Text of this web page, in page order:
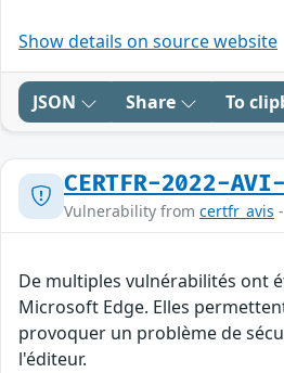
Show details on source website
JSON Share To
CERTFR-2022-
Vulnerability from certfr_avis
De multiples vulnérabilités ont
Microsoft Edge. Elles
provoquer un problème de
l'éditeur.